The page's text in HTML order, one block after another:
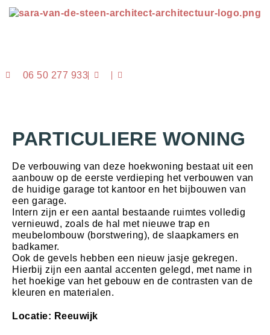
06 50 277 933
PARTICULIERE WONING
De verbouwing van deze hoekwoning bestaat uit een
aanbouw op de eerste verdieping het verbouwen van
de huidige garage tot kantoor en het bijbouwen van
een garage.
Intern zijn er een aantal bestaande ruimtes volledig
vernieuwd, zoals de hal met nieuwe trap en
meubelombouw (borstwering), de slaapkamers en
badkamer.
Ook de gevels hebben een nieuw jasje gekregen.
Hierbij zijn een aantal accenten gelegd, met name in
het hoekige van het gebouw en de contrasten van de
kleuren en materialen.
Locatie: Reeuwijk